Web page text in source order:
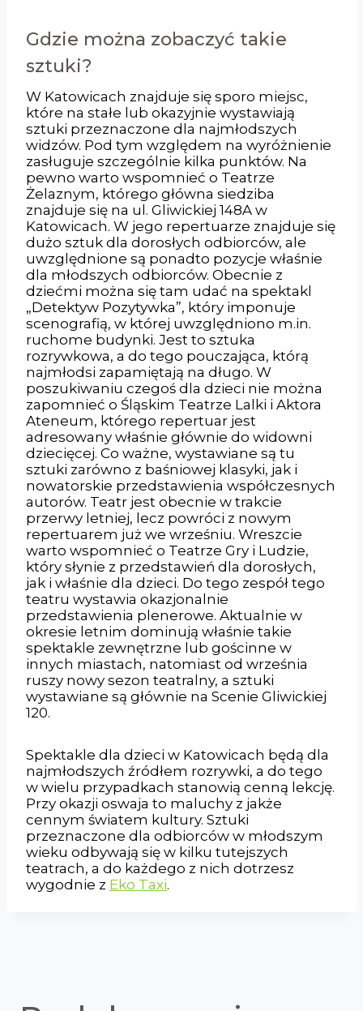
Gdzie można zobaczyć takie
sztuki?
W Katowicach znajduje się sporo miejsc,
które na stałe lub okazyjnie wystawiają
sztuki przeznaczone dla najmłodszych
widzów. Pod tym względem na wyróżnienie
zasługuje szczególnie kilka punktów. Na
pewno warto wspomnieć o Teatrze
Żelaznym, którego główna siedziba
znajduje się na ul. Gliwickiej 148A w
Katowicach. W jego repertuarze znajduje się
dużo sztuk dla dorosłych odbiorców, ale
uwzględnione są ponadto pozycje właśnie
dla młodszych odbiorców. Obecnie z
dziećmi można się tam udać na spektakl
„Detektyw Pozytywka”, który imponuje
scenografią, w której uwzględniono m.in.
ruchome budynki. Jest to sztuka
rozrywkowa, a do tego pouczająca, którą
najmłodsi zapamiętają na długo. W
poszukiwaniu czegoś dla dzieci nie można
zapomnieć o Śląskim Teatrze Lalki i Aktora
Ateneum, którego repertuar jest
adresowany właśnie głównie do widowni
dziecięcej. Co ważne, wystawiane są tu
sztuki zarówno z baśniowej klasyki, jak i
nowatorskie przedstawienia współczesnych
autorów. Teatr jest obecnie w trakcie
przerwy letniej, lecz powróci z nowym
repertuarem już we wrześniu. Wreszcie
warto wspomnieć o Teatrze Gry i Ludzie,
który słynie z przedstawień dla dorosłych,
jak i właśnie dla dzieci. Do tego zespół tego
teatru wystawia okazjonalnie
przedstawienia plenerowe. Aktualnie w
okresie letnim dominują właśnie takie
spektakle zewnętrzne lub gościnne w
innych miastach, natomiast od września
ruszy nowy sezon teatralny, a sztuki
wystawiane są głównie na Scenie Gliwickiej
120.
Spektakle dla dzieci w Katowicach będą dla
najmłodszych źródłem rozrywki, a do tego
w wielu przypadkach stanowią cenną lekcję.
Przy okazji oswaja to maluchy z jakże
cennym światem kultury. Sztuki
przeznaczone dla odbiorców w młodszym
wieku odbywają się w kilku tutejszych
teatrach, a do każdego z nich dotrzesz
wygodnie z Eko Taxi.